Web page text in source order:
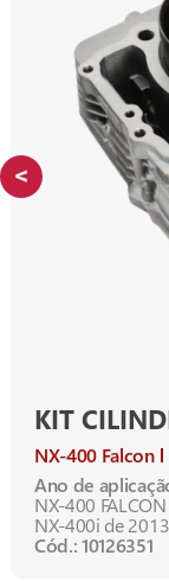
KIT
NX-400 Falcon
Ano de
NX-400
NX-400i de
Cód.: 10126351